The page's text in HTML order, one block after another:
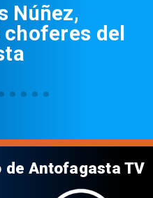
Núñez,
del
Antofagasta TV